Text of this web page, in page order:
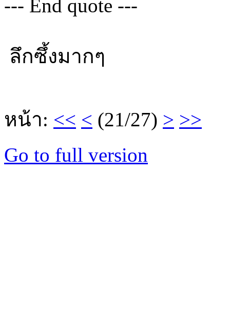
--- End quote ---
ลึกซึ้งมากๆ
หน้า: << < (21/27) > >>
Go to full version